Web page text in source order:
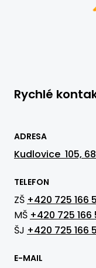
Rychlé
ADRESA
Kudlovice 105,
TELEFON
ZŠ +420 725 166
MŠ +420 725 166
ŠJ +420 725 166
E-MAIL